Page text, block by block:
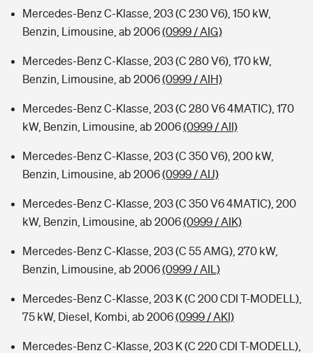
Mercedes-Benz C-Klasse, 203 (C 230 V6), 150 kW,
Benzin, Limousine, ab 2006(0999 / AIG)
Mercedes-Benz C-Klasse, 203 (C 280 V6), 170 kW,
Benzin, Limousine, ab 2006(0999 / AIH)
Mercedes-Benz C-Klasse, 203 (C 280 V6 4MATIC), 170
kW, Benzin, Limousine, ab 2006(0999 / AII)
Mercedes-Benz C-Klasse, 203 (C 350 V6), 200 kW,
Benzin, Limousine, ab 2006(0999 / AIJ)
Mercedes-Benz C-Klasse, 203 (C 350 V6 4MATIC), 200
kW, Benzin, Limousine, ab 2006(0999 / AIK)
Mercedes-Benz C-Klasse, 203 (C 55 AMG), 270 kW,
Benzin, Limousine, ab 2006(0999 / AIL)
Mercedes-Benz C-Klasse, 203 K (C 200 CDI T-MODELL),
75 kW, Diesel, Kombi, ab 2006(0999 / AKI)
Mercedes-Benz C-Klasse, 203 K (C 220 CDI T-MODELL),